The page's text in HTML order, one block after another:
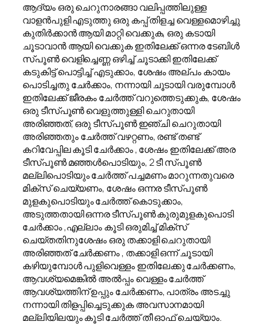
ആദ്യം ഒരു ചെറുനാരങ്ങാ വലിപ്പത്തിലുള്ള
വാളൻപുളി എടുത്തു ഒരു കപ്പ് തിളച്ച വെള്ളമൊഴിച്ചു
കുതിർക്കാൻ ആയി മാറ്റി വെക്കുക, ഒരു കടായി
ചൂടാവാൻ ആയി വെക്കുക ഇതിലേക്ക് ഒന്നര ടേബിൾ
സ്പൂൺ വെളിച്ചെണ്ണ ഒഴിച്ച് ചൂടാക്കി ഇതിലേക്ക്
കടുകിട്ട് പൊട്ടിച്ച് എടുക്കാം, ശേഷം അല്പം കായം
പൊടിച്ചതു ചേർക്കാം, നന്നായി ചൂടായി വരുമ്പോൾ
ഇതിലേക്ക് ജീരകം ചേർത്ത് വറുത്തെടുക്കുക, ശേഷം
ഒരു ടീസ്പൂൺ വെളുത്തുള്ളി ചെറുതായി
അരിഞ്ഞത്, ഒരു ടീസ്പൂൺ ഇഞ്ചി ചെറുതായി
അരിഞ്ഞതും ചേർത്ത് വഴറ്റണം, രണ്ട് തണ്ട്
കറിവേപ്പില കൂടി ചേർക്കാം , ശേഷം ഇതിലേക്ക് അര
ടീസ്പൂൺ മഞ്ഞൾപൊടിയും, 2 ടീ സ്പൂൺ
മല്ലിപൊടിയും ചേർത്ത് പച്ചമണം മാറുന്നതുവരെ
മിക്സ് ചെയ്യണം, ശേഷം ഒന്നര ടീസ്പൂൺ
മുളകുപൊടിയും ചേർത്ത് കൊടുക്കാം,
അടുത്തതായി ഒന്നര ടീസ്പൂൺ കുരുമുളകുപൊടി
ചേർക്കാം ,എല്ലാം കൂടി ഒരുമിച്ച് മിക്സ്
ചെയ്തതിനുശേഷം ഒരു തക്കാളി ചെറുതായി
അരിഞ്ഞത് ചേർക്കണം , തക്കാളി ഒന്ന് ചൂടായി
കഴിയുമ്പോൾ പുളിവെള്ളം ഇതിലേക്കു ചേർക്കണം,
ആവശ്യമെങ്കിൽ അൽപ്പം വെള്ളം ചേർത്ത്
ആവശ്യത്തിന് ഉപ്പും ചേർക്കണം, പാത്രം അടച്ചു
നന്നായി തിളപ്പിച്ചെടുക്കുക അവസാനമായി
മല്ലിയിലയും കൂടി ചേർത്ത് തീ ഓഫ് ചെയ്യാം.